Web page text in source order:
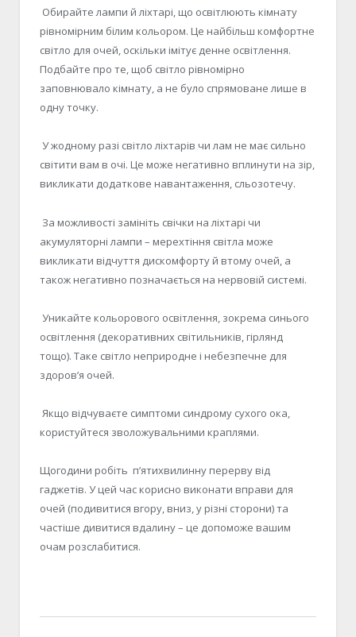
Обирайте лампи й ліхтарі, що освітлюють кімнату
рівномірним білим кольором. Це найбільш комфортне
світло для очей, оскільки імітує денне освітлення.
Подбайте про те, щоб світло рівномірно
заповнювало кімнату, а не було спрямоване лише в
одну точку.
У жодному разі світло ліхтарів чи лам не має сильно
світити вам в очі. Це може негативно вплинути на зір,
викликати додаткове навантаження, сльозотечу.
За можливості замініть свічки на ліхтарі чи
акумуляторні лампи – мерехтіння світла може
викликати відчуття дискомфорту й втому очей, а
також негативно позначається на нервовій системі.
Уникайте кольорового освітлення, зокрема синього
освітлення (декоративних світильників, гірлянд
тощо). Таке світло неприродне і небезпечне для
здоров’я очей.
Якщо відчуваєте симптоми синдрому сухого ока,
користуйтеся зволожувальними краплями.
Щогодини робіть п’ятихвилинну перерву від
гаджетів. У цей час корисно виконати вправи для
очей (подивитися вгору, вниз, у різні сторони) та
частіше дивитися вдалину – це допоможе вашим
очам розслабитися.